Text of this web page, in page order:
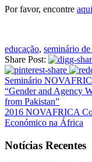
Por favor, encontre aqui
educação, seminário
Share Post:
Seminário
“Gender and Agency
from Pakistan”
2016 NOVAFRICA
Económico na África
Notícias Recentes